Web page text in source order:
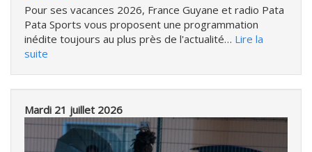
Pour ses vacances 2026, France Guyane et radio Pata
Pata Sports vous proposent une programmation
inédite toujours au plus près de l'actualité… Lire la
suite
Mardi 21 juillet 2026